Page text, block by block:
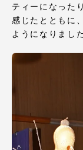
ティーになった
感じたとともに
ようになりまし
品川キャンパス
伊勢原キャンパス
熊本キャンパス
札幌キャンパス